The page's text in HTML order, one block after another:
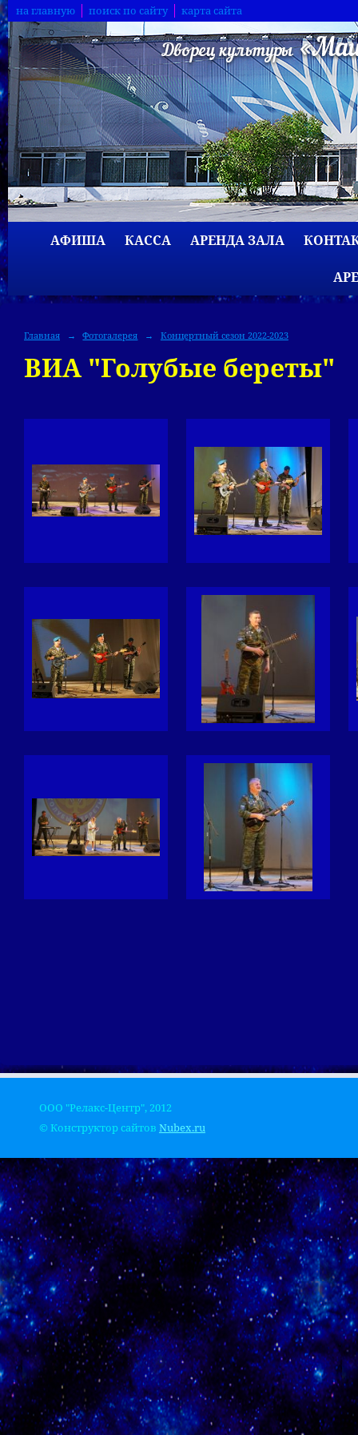
на главную поиск по сайту карта сайта
АФИША КАССА АРЕНДА ЗАЛА
Главная → Фотогалерея → Концертный сезон 2022-2023
ВИА "Голубые береты"
ООО "Релакс-Центр", 2012
© Конструктор сайтов Nubex.ru